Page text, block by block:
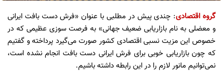
گروه اقتصادی: چندی پیش در مطلبی با عنوان «فرش دست بافت ایرانی
و معضلی به نام بازاریابی ضعیف جهانی» به فرصت سوزی عظیمی که در
خصوص این مزیت نسبی اقتصادی کشور صورت می‌گیرد پرداخته و گفتیم
که چون بازاریابی خوبی برای فرش ایرانی دست بافت انجام نشده است،
نمی‌توانیم مانور لازم را در این رابطه داشته باشیم.